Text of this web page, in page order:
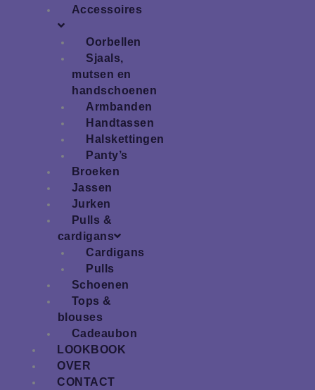
Accessoires
Oorbellen
Sjaals,
mutsen en
handschoenen
Armbanden
Handtassen
Halskettingen
Panty’s
Broeken
Jassen
Jurken
Pulls &
cardigans
Cardigans
Pulls
Schoenen
Tops &
blouses
Cadeaubon
LOOKBOOK
OVER
CONTACT